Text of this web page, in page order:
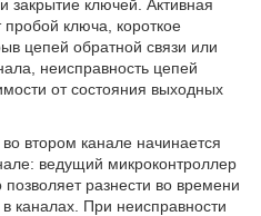
закрытие ключей. Активная
пробой ключа, короткое
цепей обратной связи или
неисправность цепей
от состояния выходных
втором канале начинается
ведущий микроконтроллер
разнести во времени
каналах. При неисправности